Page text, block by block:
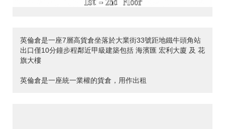
英倫倉是一座7層高貨倉坐落於大業街33號距地鐵牛頭角站
出口僅10分鐘步程鄰近甲級建築包括 海濱匯 宏利大廈 及 花
旗大樓
英倫倉是一座統一業權的貨倉，用作出租